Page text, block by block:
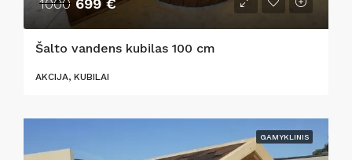
Šalto vandens kubilas 100 cm
AKCIJA, KUBILAI
GAMYKLINIS